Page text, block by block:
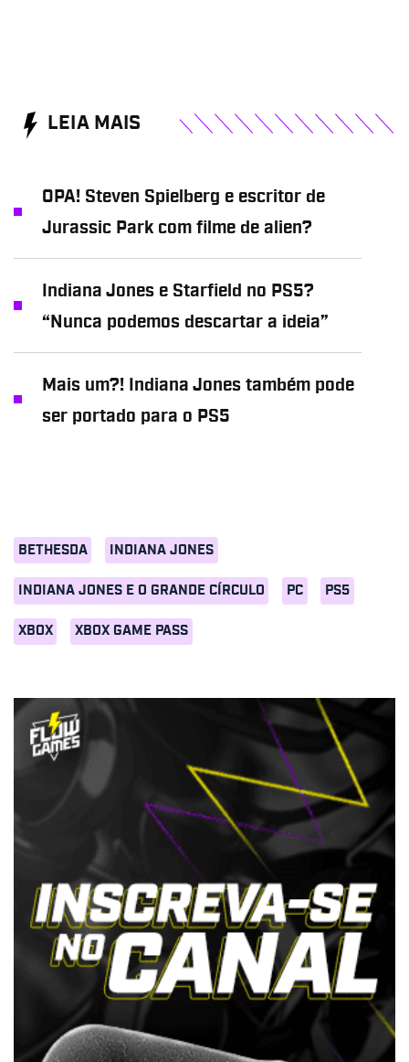
BETHESDA INDIANA JONES
INDIANA JONES E O GRANDE CÍRCULO PC PS5
XBOX XBOX GAME PASS
LEIA MAIS
OPA! Steven Spielberg e escritor de
Jurassic Park com filme de alien?
Indiana Jones e Starfield no PS5?
“Nunca podemos descartar a ideia”
Mais um?! Indiana Jones também pode
ser portado para o PS5